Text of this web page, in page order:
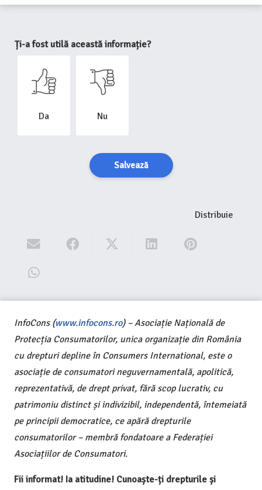
Ți-a fost utilă această informație?
Da Nu
Salvează
Distribuie
InfoCons (www.infocons.ro) – Asociație Națională de
Protecția Consumatorilor, unica organizație din România
cu drepturi depline în Consumers International, este o
asociație de consumatori neguvernamentală, apolitică,
reprezentativă, de drept privat, fără scop lucrativ, cu
patrimoniu distinct și indivizibil, independentă, întemeiată
pe principii democratice, ce apără drepturile
consumatorilor – membră fondatoare a Federației
Asociațiilor de Consumatori.
Fii informat! Ia atitudine! Cunoaște-ți drepturile și